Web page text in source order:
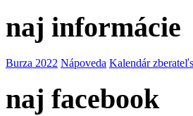
naj informácie
Burza 2022 Nápoveda Kalendár
naj facebook